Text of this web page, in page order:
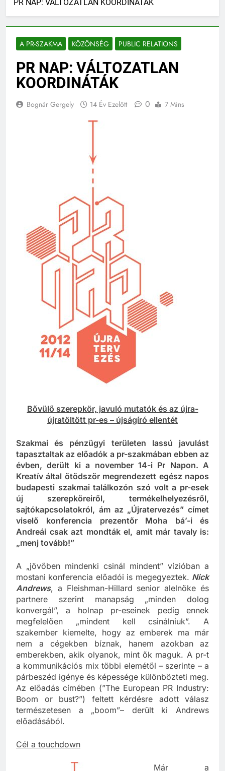
A PR-SZAKMA KÖZÖNSÉG PUBLIC RELATIONS
PR NAP: VÁLTOZATLAN
KOORDINÁTÁK
Bővülő szerepkör, javuló mutatók és az újra-
Szakmai és pénzügyi területen lassú javulást
tapasztaltak az előadók a pr-szakmában ebben az
évben, derült ki a november 14-i Pr Napon. A
Kreatív által ötödször megrendezett egész napos
budapesti szakmai találkozón szó volt a pr-esek
új szerepköreiről, termékelhelyezésről,
sajtókapcsolatokról, ám az „Újratervezés” címet
viselő konferencia prezentőr Moha bá’-i és
Andreái csak azt mondták el, amit már tavaly is:
A „jövőben mindenki csinál mindent” vízióban a
mostani konferencia előadói is megegyeztek.Nick
Andrews
, a Fleishman-Hillard senior alelnöke és
partnere szerint manapság „minden dolog
konvergál”, a holnap pr-eseinek pedig ennek
megfelelően „mindent kell csinálniuk”. A
szakember kiemelte, hogy az emberek ma már
nem a cégekben bíznak, hanem azokban az
emberekben, akik olyanok, mint ők maguk. A pr-t
a kommunikációs mix többi elemétől – szerinte – a
párbeszéd igénye és képessége különbözteti meg.
Az előadás címében (”The European PR Industry:
Boom or bust?”) feltett kérdésre adott válasz
természetesen a „boom”– derült ki Andrews